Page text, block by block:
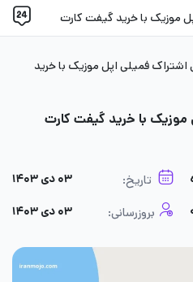
موزیک با خرید گیفت کارت
اشتراک فمیلی اپل موزیک با خرید
موزیک با خرید گیفت کارت
تاریخ: ۰۳ دی ۱۴۰۳
بروزرسانی: ۰۳ دی ۱۴۰۳